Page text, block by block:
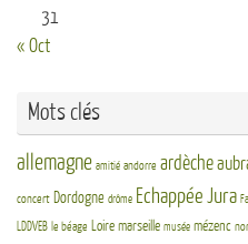
31
« Oct
Mots clés
allemagne amitié andorre ardèche
concert Dordogne drôme Echappée Jura
LDDVEB le béage Loire marseille musée mézenc